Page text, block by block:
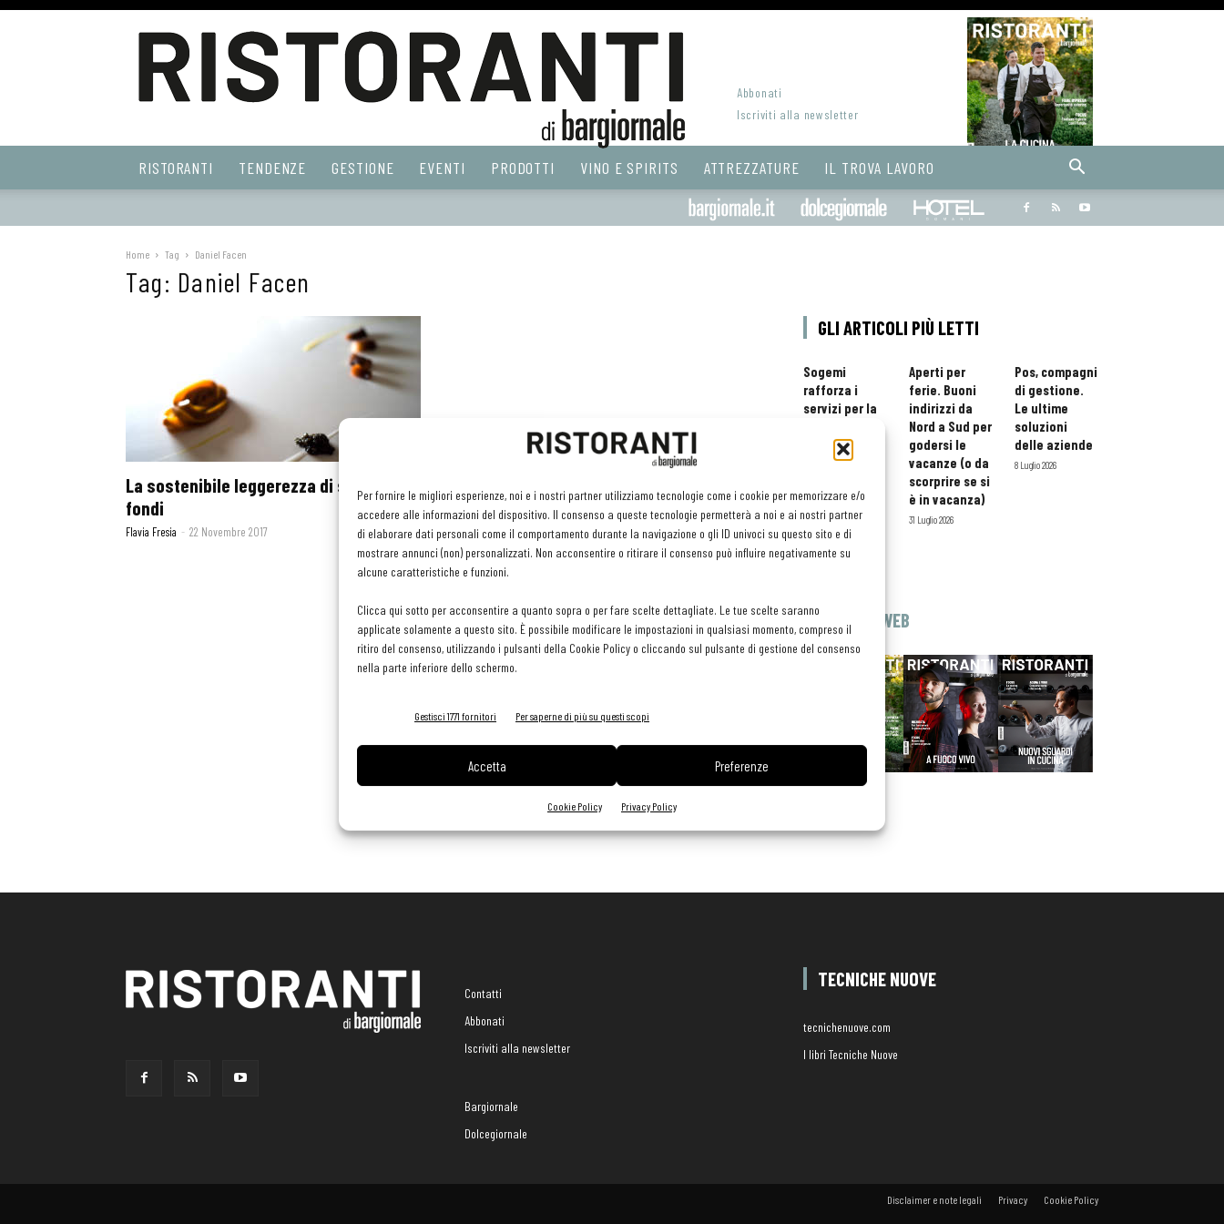
Per fornire le migliori esperienze, noi e i nostri partner utilizziamo tecnologie come i cookie per memorizzare e/o
accedere alle informazioni del dispositivo. Il consenso a queste tecnologie permetterà a noi e ai nostri partner
di elaborare dati personali come il comportamento durante la navigazione o gli ID univoci su questo sito e di
mostrare annunci (non) personalizzati. Non acconsentire o ritirare il consenso può influire negativamente su
alcune caratteristiche e funzioni.
Clicca qui sotto per acconsentire a quanto sopra o per fare scelte dettagliate. Le tue scelte saranno
applicate solamente a questo sito. È possibile modificare le impostazioni in qualsiasi momento, compreso il
ritiro del consenso, utilizzando i pulsanti della Cookie Policy o cliccando sul pulsante di gestione del consenso
nella parte inferiore dello schermo.
Gestisci 1771 fornitori Per saperne di più su questi scopi
Accetta Preferenze
Cookie Policy Privacy Policy
Web
Abbonati
Iscriviti alla newsletter
RISTORANTI TENDENZE GESTIONE EVENTI PRODOTTI VINO E SPIRITS ATTREZZATURE IL TROVA LAVORO
Bargiornale dolcegiornale
Home Tag Daniel Facen
Tag: Daniel Facen
La sostenibile leggerezza di salse e
fondi
Flavia Fresia - 22 Novembre 2017
GLI ARTICOLI PIÙ LETTI
Sogemi
rafforza i
servizi per la
orario esteso
e tessera
professionisti
HoReCa
29 Luglio 2026
Aperti per
ferie. Buoni
indirizzi da
Nord a Sud per
godersi le
vacanze (o da
scorprire se si
è in vacanza)
31 Luglio 2026
Pos, compagni
di gestione.
Le ultime
soluzioni
delle aziende
8 Luglio 2026
EDICOLA WEB
Contatti
Abbonati
Iscriviti alla newsletter
Bargiornale
Dolcegiornale
TECNICHE NUOVE
tecnichenuove.com
I libri Tecniche Nuove
Disclaimer e note legali Privacy Cookie Policy